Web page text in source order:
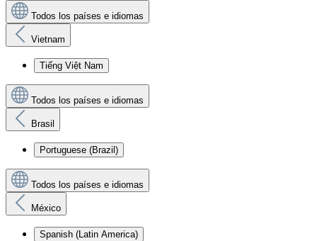
Todos los países e idiomas
Vietnam
Tiếng Việt Nam
Todos los países e idiomas
Brasil
Portuguese (Brazil)
Todos los países e idiomas
México
Spanish (Latin America)